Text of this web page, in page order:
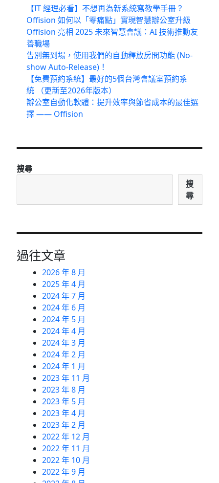
【IT 經理必看】不想再為新系統寫教學手冊？
Offision 如何以「零痛點」實現智慧辦公室升級
Offision 亮相 2025 未來智慧會議：AI 技術推動友
善職場
告別無到場，使用我們的自動釋放房間功能 (No-
show Auto-Release)！
【免費預約系統】最好的5個台灣會議室預約系
統 （更新至2026年版本）
辦公室自動化軟體：提升效率與節省成本的最佳選
擇 —— Offision
搜尋
搜
尋
過往文章
2026 年 8 月
2025 年 4 月
2024 年 7 月
2024 年 6 月
2024 年 5 月
2024 年 4 月
2024 年 3 月
2024 年 2 月
2024 年 1 月
2023 年 11 月
2023 年 8 月
2023 年 5 月
2023 年 4 月
2023 年 2 月
2022 年 12 月
2022 年 11 月
2022 年 10 月
2022 年 9 月